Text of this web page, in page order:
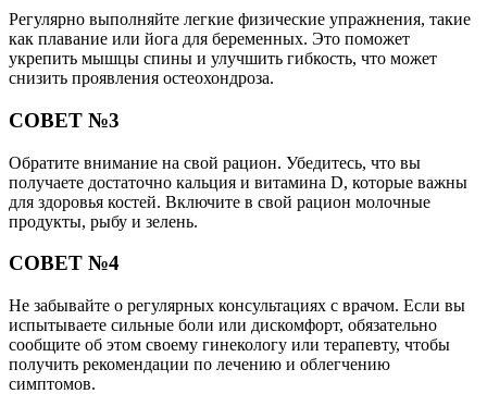
Регулярно выполняйте легкие физические упражнения, такие
как плавание или йога для беременных. Это поможет
укрепить мышцы спины и улучшить гибкость, что может
снизить проявления остеохондроза.
СОВЕТ №3
Обратите внимание на свой рацион. Убедитесь, что вы
получаете достаточно кальция и витамина D, которые важны
для здоровья костей. Включите в свой рацион молочные
продукты, рыбу и зелень.
СОВЕТ №4
Не забывайте о регулярных консультациях с врачом. Если вы
испытываете сильные боли или дискомфорт, обязательно
сообщите об этом своему гинекологу или терапевту, чтобы
получить рекомендации по лечению и облегчению
симптомов.